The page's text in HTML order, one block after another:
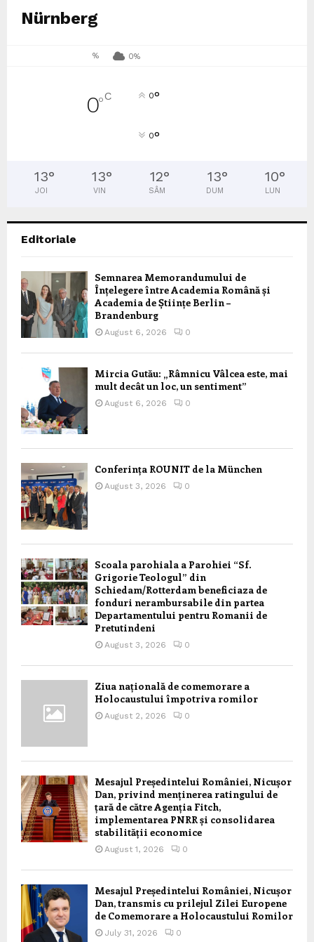
Nürnberg
% 0%
0°C 0°
0°
13°
JOI
13°
VIN
12°
SÂM
13°
DUM
10°
LUN
Editoriale
Semnarea Memorandumului de
Înțelegere între Academia Română și
Academia de Științe Berlin –
Brandenburg
August 6, 2026 0
Mircia Gutău: „Râmnicu Vâlcea este, mai
mult decât un loc, un sentiment”
August 6, 2026 0
Conferința ROUNIT de la München
August 3, 2026 0
Scoala parohiala a Parohiei “Sf.
Grigorie Teologul” din
Schiedam/Rotterdam beneficiaza de
fonduri nerambursabile din partea
Departamentului pentru Romanii de
Pretutindeni
August 3, 2026 0
Ziua națională de comemorare a
Holocaustului împotriva romilor
August 2, 2026 0
Mesajul Președintelui României, Nicușor
Dan, privind menținerea ratingului de
țară de către Agenția Fitch,
implementarea PNRR și consolidarea
stabilității economice
August 1, 2026 0
Mesajul Președintelui României, Nicușor
Dan, transmis cu prilejul Zilei Europene
de Comemorare a Holocaustului Romilor
July 31, 2026 0